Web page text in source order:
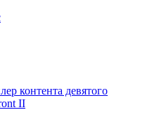
контента девятого
II